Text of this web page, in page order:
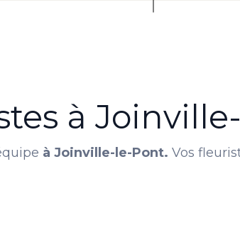
à
à Joinville-le-Pont. Vos